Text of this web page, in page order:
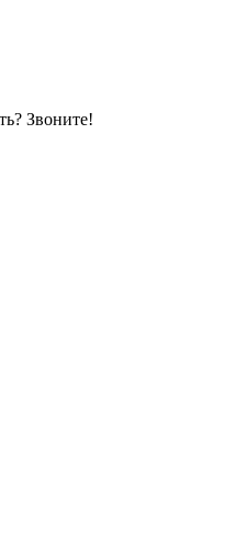
Звоните!